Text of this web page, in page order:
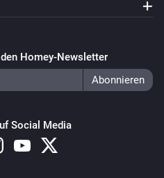
Homey-Newsletter
Social Media